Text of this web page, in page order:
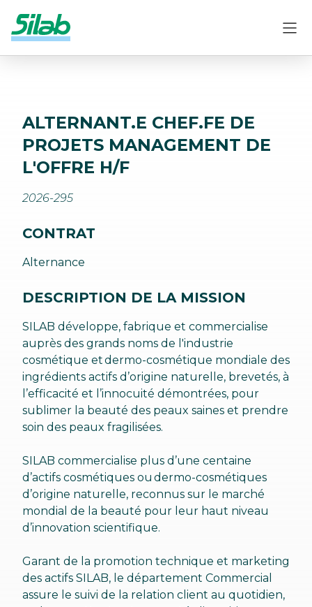
ALTERNANT.E CHEF.FE DE
PROJETS MANAGEMENT DE
L'OFFRE H/F
2026-295
CONTRAT
Alternance
DESCRIPTION DE LA MISSION
SILAB développe, fabrique et commercialise
auprès des grands noms de l'industrie
cosmétique et dermo-cosmétique mondiale des
ingrédients actifs d’origine naturelle, brevetés, à
l’efficacité et l’innocuité démontrées, pour
sublimer la beauté des peaux saines et prendre
soin des peaux fragilisées.
SILAB commercialise plus d’une centaine
d’actifs cosmétiques ou dermo-cosmétiques
d’origine naturelle, reconnus sur le marché
mondial de la beauté pour leur haut niveau
d’innovation scientifique.
Garant de la promotion technique et marketing
des actifs SILAB, le département Commercial
assure le suivi de la relation client au quotidien,